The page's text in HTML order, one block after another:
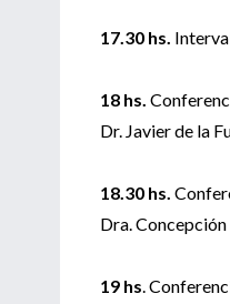
17.30 hs.
18 hs.
Dr. Javier de la
18.30 hs.
Dra. Concepción
19 hs .